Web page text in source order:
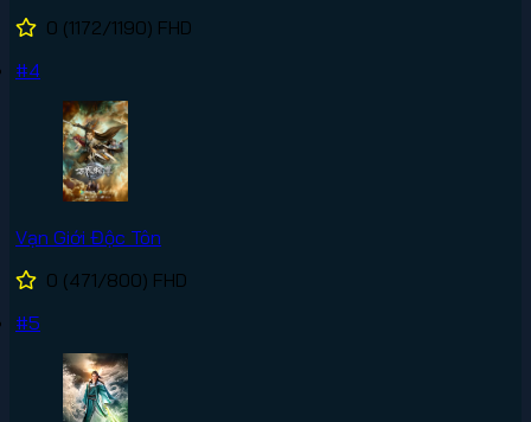
0 (1172/1190) FHD
#4
Vạn Giới Độc Tôn
0 (471/800) FHD
#5